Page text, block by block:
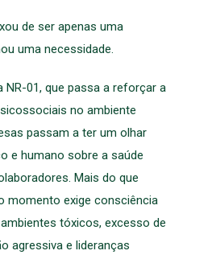
de ser apenas uma
uma necessidade.
NR-01, que passa a reforçar a
no ambiente
passam a ter um olhar
e humano sobre a saúde
Mais do que
momento exige consciência
tóxicos, excesso de
agressiva e lideranças